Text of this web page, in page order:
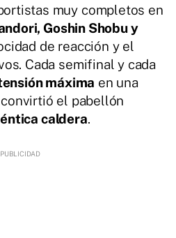
muy completos en
Goshin Shobu y
de reacción y el
Cada semifinal y cada
máxima en una
el pabellón
caldera.